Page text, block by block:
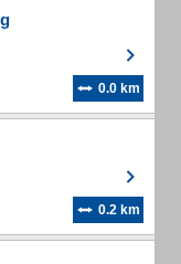
0.0 km
0.2 km